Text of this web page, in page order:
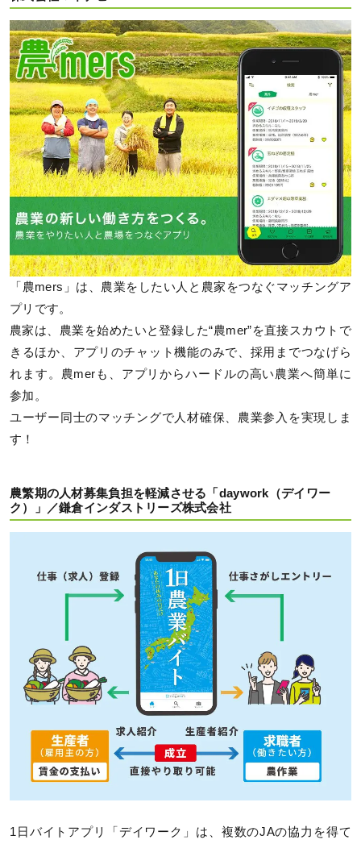
「農mers」は、農業をしたい人と農家をつなぐマッチングア
プリです。
農家は、農業を始めたいと登録した“農mer”を直接スカウトで
きるほか、アプリのチャット機能のみで、採用までつなげら
れます。農merも、アプリからハードルの高い農業へ簡単に
参加。
ユーザー同士のマッチングで人材確保、農業参入を実現しま
す！
農繁期の人材募集負担を軽減させる「daywork（デイワー
ク）」／鎌倉インダストリーズ株式会社
1日バイトアプリ「デイワーク」は、複数のJAの協力を得て